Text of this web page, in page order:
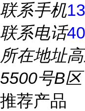
联系手机
联系电话
所在地址
5500号B
推荐产品